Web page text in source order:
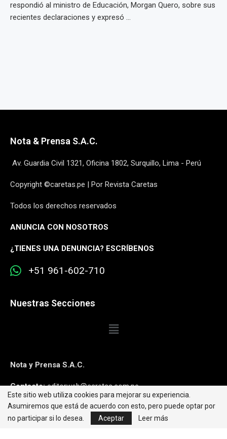
respondió al ministro de Educación, Morgan Quero, sobre sus
recientes declaraciones y expresó ...
Nota & Prensa S.A.C.
Av. Guardia Civil 1321, Oficina 1802, Surquillo, Lima - Perú
Copyright ©caretas.pe | Por Revista Caretas
Todos los derechos reservados
ANUNCIA CON NOSOTROS
¿TIENES UNA DENUNCIA? ESCRÍBENOS
+51 961-602-710
Nuestras Secciones
Nota y Prensa S.A.C.
Contacto:editorweb@caretas.com.pe
Síguenos:
Este sitio web utiliza cookies para mejorar su experiencia.
Asumiremos que está de acuerdo con esto, pero puede optar por
no participar si lo desea.
Aceptar Leer más